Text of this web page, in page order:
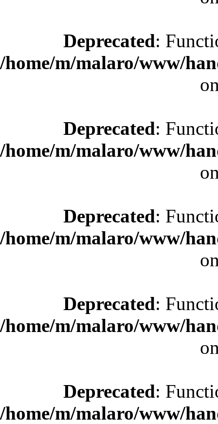
Deprecated:
/home/m/malaro/www/
Deprecated:
/home/m/malaro/www/
Deprecated:
/home/m/malaro/www/
Deprecated:
/home/m/malaro/www/
Deprecated:
/home/m/malaro/www/